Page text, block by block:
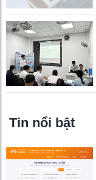
Tin nổi bật